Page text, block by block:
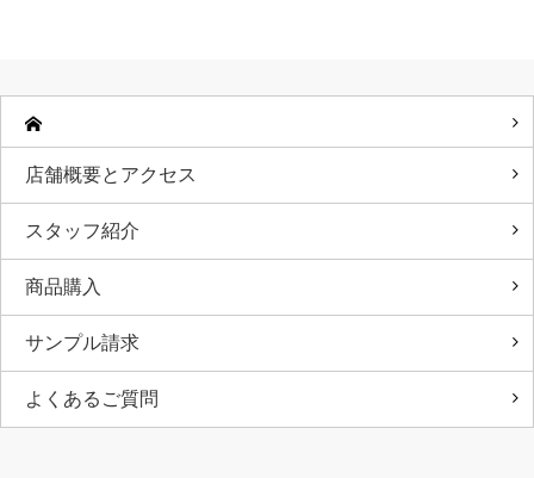
店舗概要とアクセス
スタッフ紹介
商品購入
サンプル請求
よくあるご質問